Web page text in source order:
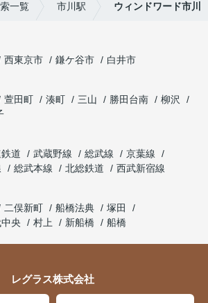
一覧 市川駅 ウィンドワード市川
西東京市 鎌ケ谷市
白井市
萱田町 湊町 三山 勝田台南
柳沢
道 武蔵野線 総武線
京葉線
総武本線 北総鉄道
西武新宿線
二俣新町 船橋法典
塚田
央 村上 新船橋 船橋
レグラス株式会社